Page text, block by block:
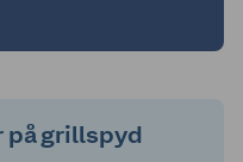
på grillspyd